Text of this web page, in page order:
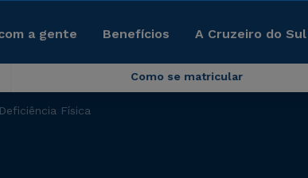
a gente Benefícios A Cruzeiro do
Como se matricular
Física